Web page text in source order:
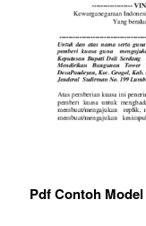
Pdf Contoh